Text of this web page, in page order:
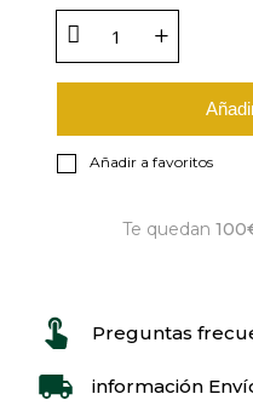
Añadir a favoritos
Te quedan
Preguntas
información